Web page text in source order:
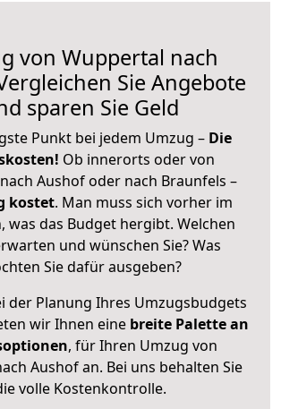
von Wuppertal nach
Sie Angebote
sparen Sie Geld
Punkt bei jedem Umzug – Die
Ob innerorts oder von
Aushof oder nach Braunfels –
kostet. Man muss sich vorher im
was das Budget hergibt. Welchen
und wünschen Sie? Was
Sie dafür ausgeben?
der Planung Ihres Umzugsbudgets
wir Ihnen eine breite Palette an
, für Ihren Umzug von
Aushof an. Bei uns behalten Sie
volle Kostenkontrolle.